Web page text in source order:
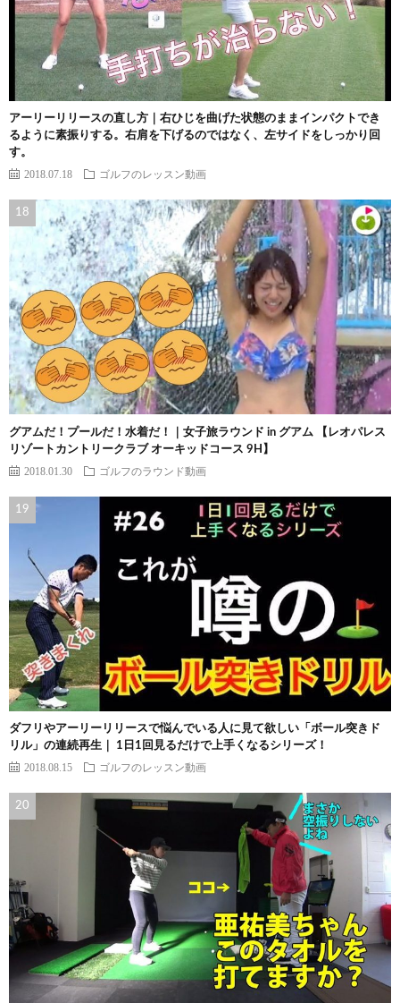
アーリーリリースの直し方｜右ひじを曲げた状態のままインパクトでき
るように素振りする。右肩を下げるのではなく、左サイドをしっかり回
す。
2018.07.18 ゴルフのレッスン動画
グアムだ！プールだ！水着だ！｜女子旅ラウンド in グアム 【レオパレス
リゾートカントリークラブ オーキッドコース 9H】
2018.01.30 ゴルフのラウンド動画
ダフリやアーリーリリースで悩んでいる人に見て欲しい「ボール突きド
リル」の連続再生｜ 1日1回見るだけで上手くなるシリーズ！
2018.08.15 ゴルフのレッスン動画